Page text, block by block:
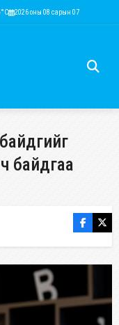
KRW 2.52
2026 оны 08 сарын 07
ч байдгаа